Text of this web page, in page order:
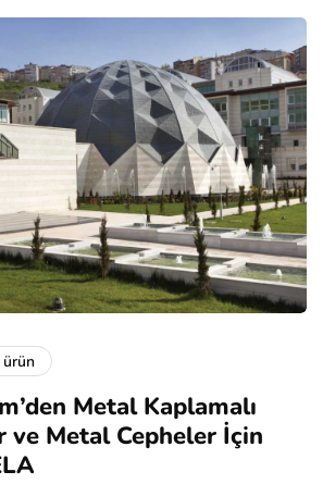
ürün
Metal Kaplamalı
ve Metal Cepheler İçin